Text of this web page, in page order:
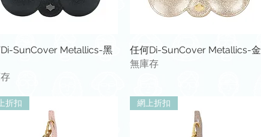
快速瀏覽
SunCover Metallics-黑
快速瀏覽
任何Di-SunCover Metallics-金
無庫存
折扣 網上折扣